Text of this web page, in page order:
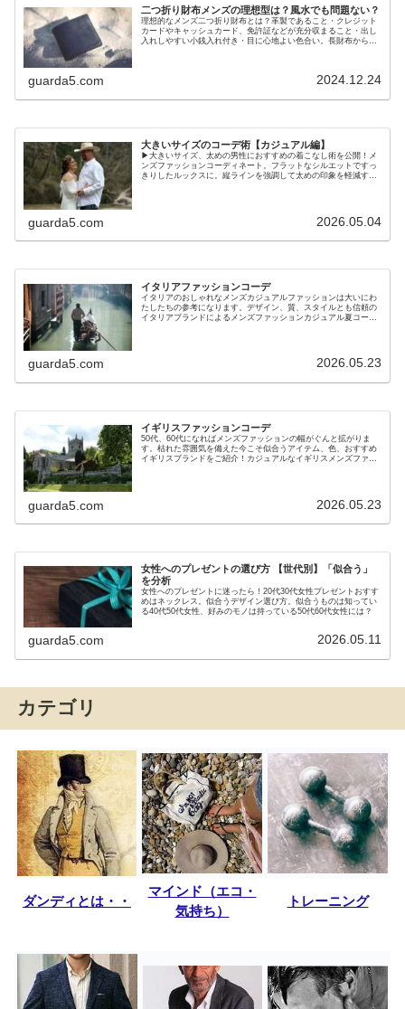
二つ折り財布メンズの理想型は？風水でも問題ない？
理想的なメンズ二つ折り財布とは？革製であること・クレジット
カードやキャッシュカード、免許証などが充分収まること・出し
入れしやすい小銭入れ付き・目に心地よい色合い。長財布から替
guarda5.com 2024.12.24
大きいサイズのコーデ術【カジュアル編】
▶大きいサイズ、太めの男性におすすめの着こなし術を公開！メ
ンズファッションコーディネート。フラットなシルエットですっ
きりしたルックスに。縦ラインを強調して太めの印象を軽減する
guarda5.com 2026.05.04
イタリアファッションコーデ
イタリアのおしゃれなメンズカジュアルファッションは大いにわ
たしたちの参考になります。デザイン、質、スタイルとも信頼の
イタリアブランドによるメンズファッションカジュアル夏コー
guarda5.com 2026.05.23
イギリスファッションコーデ
50代、60代になればメンズファッションの幅がぐんと拡がりま
す。枯れた雰囲気を備えた今こそ似合うアイテム、色、おすすめ
イギリスブランドをご紹介！カジュアルなイギリスメンズファッ
guarda5.com 2026.05.23
女性へのプレゼントの選び方 【世代別】「似合う」
を分析
女性へのプレゼントに迷ったら！20代30代女性プレゼントおすす
めはネックレス。似合うデザイン選び方。似合うものは知ってい
る40代50代女性、好みのモノは持っている50代60代女性には？
guarda5.com 2026.05.11
カテゴリ
ダンディとは・・
マインド（エコ・
気持ち）
トレーニング